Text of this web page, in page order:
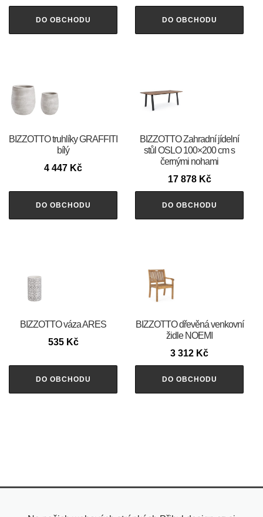
DO OBCHODU DO OBCHODU
BIZZOTTO truhlíky GRAFFITI
bílý
4 447 Kč
DO OBCHODU
BIZZOTTO Zahradní jídelní
stůl OSLO 100×200 cm s
černými nohami
17 878 Kč
DO OBCHODU
BIZZOTTO váza ARES
535 Kč
DO OBCHODU
BIZZOTTO dřevěná venkovní
židle NOEMI
3 312 Kč
DO OBCHODU